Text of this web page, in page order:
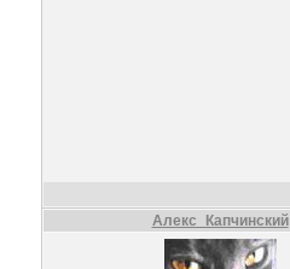
Алекс_Капчинский